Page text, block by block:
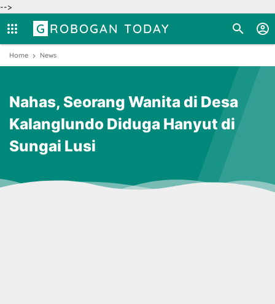
-->
GROBOGAN TODAY
Home News
Nahas, Seorang Wanita di Desa
Kalanglundo Diduga Hanyut di
Sungai Lusi